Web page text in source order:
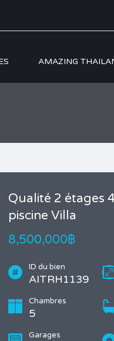
AMAZING
Qualité 2 étages
piscine Villa
8,500,000฿
ID du bien
AITRH1139
Chambres
5
Garages